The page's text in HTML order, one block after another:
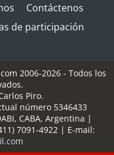
Contáctenos
de participación
2006-2026 - Todos los
Piro.
número 5346433
, CABA, Argentina |
7091-4922| E-mail: